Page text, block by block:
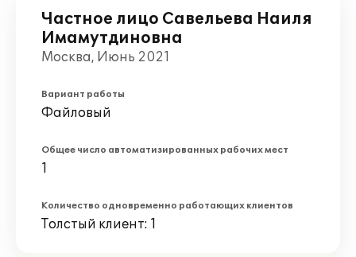
Частное лицо Савельева Наиля
Имамутдиновна
Москва, Июнь 2021
Вариант работы
Файловый
Общее число автоматизированных рабочих мест
1
Количество одновременно работающих клиентов
Толстый клиент: 1